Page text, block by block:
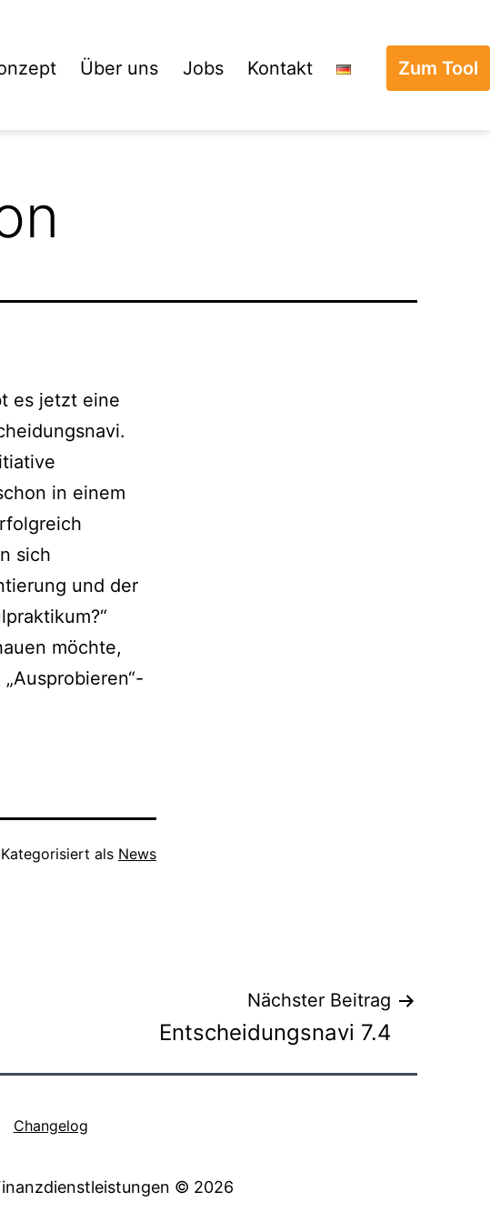
Über uns Jobs Kontakt Zum Tool
es jetzt eine
in einem
sich
und der
möchte,
Kategorisiert als News
Nächster Beitrag
Entscheidungsnavi 7.4
Changelog
© 2026